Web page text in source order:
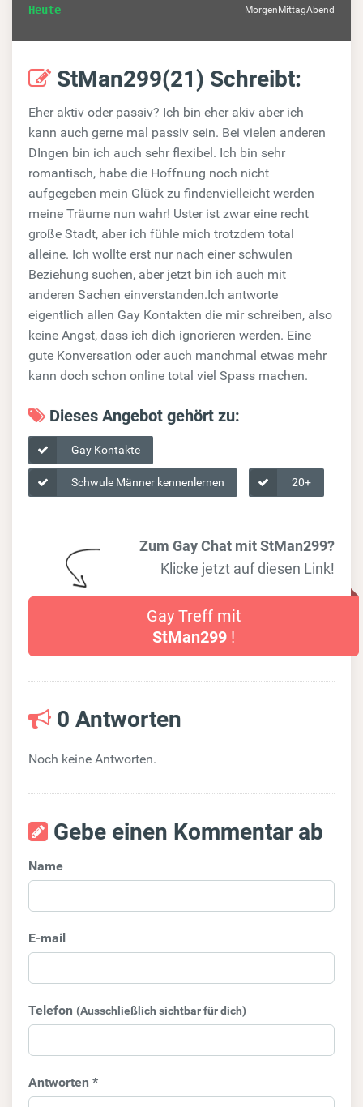
Heute MorgenMittagAbend
StMan299(21) Schreibt:
Eher aktiv oder passiv? Ich bin eher akiv aber ich
kann auch gerne mal passiv sein. Bei vielen anderen
DIngen bin ich auch sehr flexibel. Ich bin sehr
romantisch, habe die Hoffnung noch nicht
aufgegeben mein Glück zu findenvielleicht werden
meine Träume nun wahr! Uster ist zwar eine recht
große Stadt, aber ich fühle mich trotzdem total
alleine. Ich wollte erst nur nach einer schwulen
Beziehung suchen, aber jetzt bin ich auch mit
anderen Sachen einverstanden.Ich antworte
eigentlich allen Gay Kontakten die mir schreiben, also
keine Angst, dass ich dich ignorieren werden. Eine
gute Konversation oder auch manchmal etwas mehr
kann doch schon online total viel Spass machen.
Dieses Angebot gehört zu:
Gay Kontakte
Schwule Männer kennenlernen 20+
Zum Gay Chat mit StMan299?
Klicke jetzt auf diesen Link!
Gay Treff mit
StMan299 !
0 Antworten
Noch keine Antworten.
Gebe einen Kommentar ab
Name
E-mail
Telefon (Ausschließlich sichtbar für dich)
Antworten *